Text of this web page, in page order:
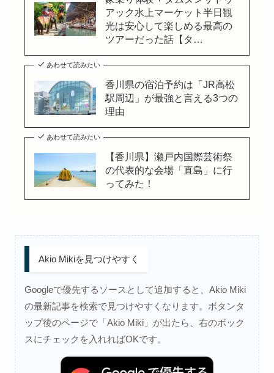
アック水上マーケット半日観
光は安心して楽しめる最高の
ツアーだった話【タ…
あわせて読みたい
香川県の宿泊予約は「JR高松
駅周辺」が最強と言える3つの
理由
あわせて読みたい
【香川県】瀬戸内国際芸術祭
の代表的な会場「直島」に行
ってみた！
Akio Mikiを見つけやすく
Googleで優先するソースとして追加すると、Akio Miki
の最新記事を検索で見つけやすくなります。ボタンタ
ップ後のページで「Akio Miki」が出たら、右のボック
スにチェックを入れればOKです。